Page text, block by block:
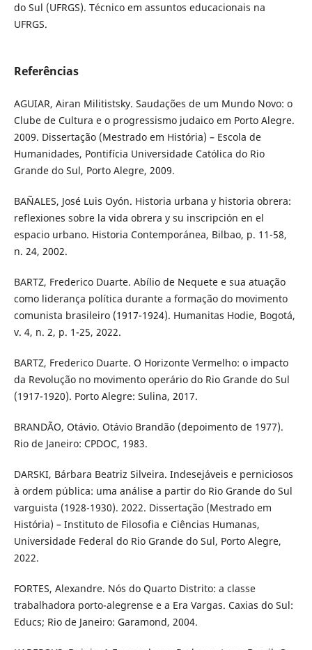
do Sul (UFRGS). Técnico em assuntos educacionais na
UFRGS.
Referências
AGUIAR, Airan Militistsky. Saudações de um Mundo Novo: o
Clube de Cultura e o progressismo judaico em Porto Alegre.
2009. Dissertação (Mestrado em História) – Escola de
Humanidades, Pontifícia Universidade Católica do Rio
Grande do Sul, Porto Alegre, 2009.
BAÑALES, José Luis Oyón. Historia urbana y historia obrera:
reflexiones sobre la vida obrera y su inscripción en el
espacio urbano. Historia Contemporánea, Bilbao, p. 11-58,
n. 24, 2002.
BARTZ, Frederico Duarte. Abílio de Nequete e sua atuação
como liderança política durante a formação do movimento
comunista brasileiro (1917-1924). Humanitas Hodie, Bogotá,
v. 4, n. 2, p. 1-25, 2022.
BARTZ, Frederico Duarte. O Horizonte Vermelho: o impacto
da Revolução no movimento operário do Rio Grande do Sul
(1917-1920). Porto Alegre: Sulina, 2017.
BRANDÃO, Otávio. Otávio Brandão (depoimento de 1977).
Rio de Janeiro: CPDOC, 1983.
DARSKI, Bárbara Beatriz Silveira. Indesejáveis e perniciosos
à ordem pública: uma análise a partir do Rio Grande do Sul
varguista (1928-1930). 2022. Dissertação (Mestrado em
História) – Instituto de Filosofia e Ciências Humanas,
Universidade Federal do Rio Grande do Sul, Porto Alegre,
2022.
FORTES, Alexandre. Nós do Quarto Distrito: a classe
trabalhadora porto-alegrense e a Era Vargas. Caxias do Sul:
Educs; Rio de Janeiro: Garamond, 2004.